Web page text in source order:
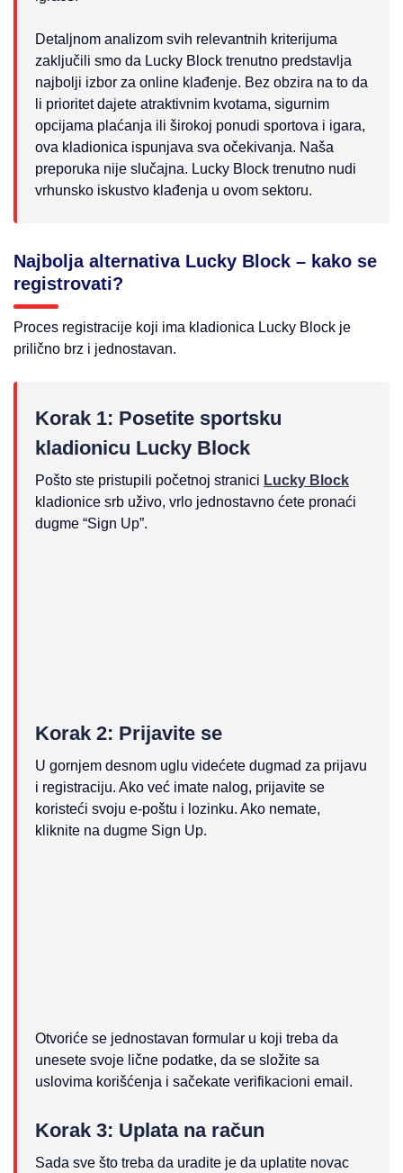
Detaljnom analizom svih relevantnih kriterijuma
zaključili smo da Lucky Block trenutno predstavlja
najbolji izbor za online klađenje. Bez obzira na to da
li prioritet dajete atraktivnim kvotama, sigurnim
opcijama plaćanja ili širokoj ponudi sportova i igara,
ova kladionica ispunjava sva očekivanja. Naša
preporuka nije slučajna. Lucky Block trenutno nudi
vrhunsko iskustvo klađenja u ovom sektoru.
Najbolja alternativa Lucky Block – kako se
registrovati?
Proces registracije koji ima kladionica Lucky Block je
prilično brz i jednostavan.
Korak 1: Posetite sportsku
kladionicu Lucky Block
Pošto ste pristupili početnoj stranici Lucky Block
kladionice srb uživo, vrlo jednostavno ćete pronaći
dugme “Sign Up”.
Korak 2: Prijavite se
U gornjem desnom uglu videćete dugmad za prijavu
i registraciju. Ako već imate nalog, prijavite se
koristeći svoju e-poštu i lozinku. Ako nemate,
kliknite na dugme Sign Up.
Otvoriće se jednostavan formular u koji treba da
unesete svoje lične podatke, da se složite sa
uslovima korišćenja i sačekate verifikacioni email.
Korak 3: Uplata na račun
Sada sve što treba da uradite je da uplatite novac